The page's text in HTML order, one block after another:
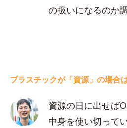
の扱いになるのか
プラスチックが「資源」の場合
資源の日に出せば
中身を使い切って